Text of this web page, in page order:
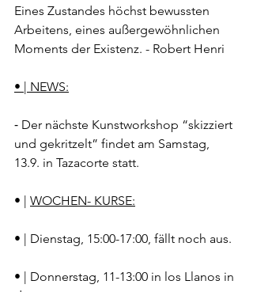
Eines Zustandes höchst bewussten
Arbeitens, eines außergewöhnlichen
Moments der Existenz. - Robert Henri
• | NEWS:
⁃ Der nächste Kunstworkshop “skizziert
und gekritzelt” findet am Samstag,
13.9. in Tazacorte statt.
• | WOCHEN- KURSE:
• | Dienstag, 15:00-17:00, fällt noch aus.
• | Donnerstag, 11-13:00 in los Llanos in